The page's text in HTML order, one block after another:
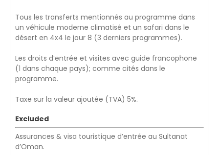
Tous les transferts mentionnés au programme dans
un véhicule moderne climatisé et un safari dans le
désert en 4x4 le jour 8 (3 derniers programmes).
Les droits d’entrée et visites avec guide francophone
(1 dans chaque pays); comme cités dans le
programme.
Taxe sur la valeur ajoutée (TVA) 5%.
Excluded
Assurances & visa touristique d’entrée au Sultanat
d’Oman.